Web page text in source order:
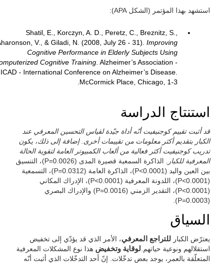
استشهد بهذا المؤتمر (الشكل APA):
Shatil, E., Korczyn, A. D., Peretz, C., Breznitz, S.,
V., & Giladi, N. (2008, July 26 - 31). Improving
Cognitive Performance in Elderly Subjects Using
Cognitive Training . Alzheimer’s Association -
ICAD - International Conference on Alzheimer’s Disease.
McCormick Place, Chicago, 1-3.
استنتاج الدراسة
قد أثبت تقييم كوجنيفيت أنّه أداة جيّدة لقياس التحسين المعرفي عند
الكبار بتقديم أكثر معلومات من تقييمات أخرى. إضافة إلى ذلك، يكون
تدريب كوجنيفيت أكثر فعالية من ألعاب الكمبيوتر العامة لتقوية الحالة
المعرفية للكبار
. الذاكرة السمعية قصيرة المدى (P=0.0026)، التنسيق
بين العين واليد (P<0.0001)، الذاكرة العامة (P=0.0312)، التسمعية
(P<0.0001)، اللدونة المعرفية (P<0.0001)، الإدراك المكاني
(P<0.0001)، التقدير الزمني (P=0.0016) والإدراك البصري
(P=0.0003).
السياق
يعترّض الكبار للتراجع المعرفي، الأمر الذي قد يؤدّي إلى تخفيض
استقلالهم ونوعية حياتهم. لوقاية وتخفيض هذا نوع المشكلات المعرفية
المتعلّقة بالعمر، يوجد بعض تدخّلات. إنّ أحد التدخّلات الذي أثبت أنّه